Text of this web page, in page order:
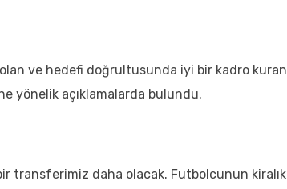
ve hedefi doğrultusunda iyi bir kadro kuran
yönelik açıklamalarda bulundu.
transferimiz daha olacak. Futbolcunun kiralık